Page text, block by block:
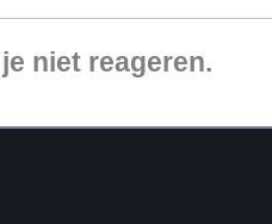
niet reageren.